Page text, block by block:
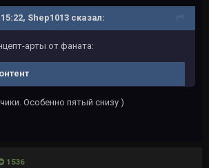
Shep1013 сказал:
арты от фаната:
Особенно пятый снизу )
1 536